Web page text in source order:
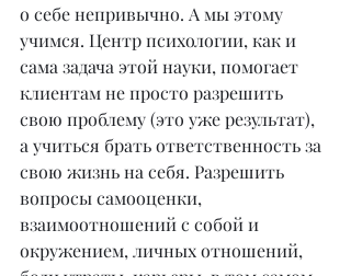
о себе непривычно. А мы этому
учимся. Центр психологии, как и
сама задача этой науки, помогает
клиентам не просто разрешить
свою проблему (это уже результат),
а учиться брать ответственность за
свою жизнь на себя. Разрешить
вопросы самооценки,
взаимоотношений с собой и
окружением, личных отношений,